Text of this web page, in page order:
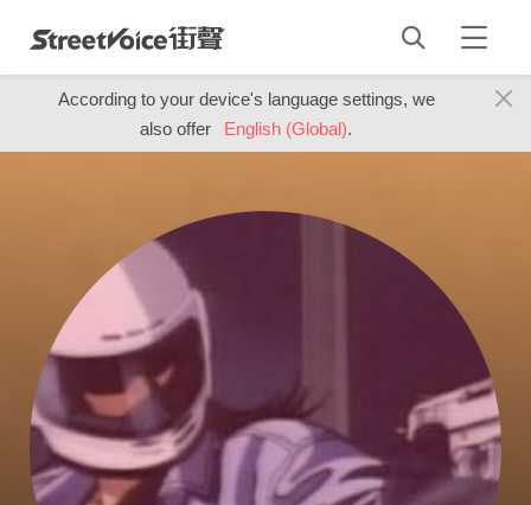
According to your device's language settings, we
also offer
English (Global).